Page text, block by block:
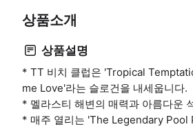
상품소개
상품설명
* TT 비치 클럽은 'Tropical
me Love'라는 슬로건을 내세웁니다.
* 멜라스티 해변의 매력과 아름다운
* 매주 열리는 'The Legendary Pool